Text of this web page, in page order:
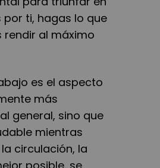
por ti, hagas lo que
rendir al máximo
es el aspecto
más
general, sino que
mientras
circulación, la